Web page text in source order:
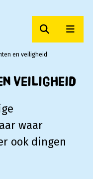
Zoeken
en veiligheid
veiligheid
waar
ook dingen